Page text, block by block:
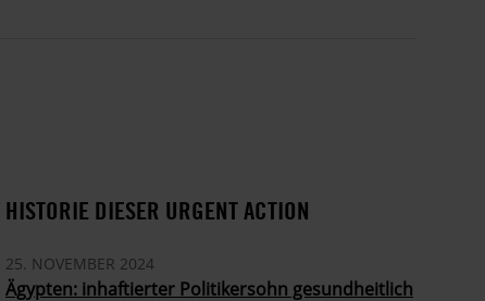
HISTORIE DIESER URGENT ACTION
25. NOVEMBER 2024
Ägypten: inhaftierter Politikersohn gesundheitlich